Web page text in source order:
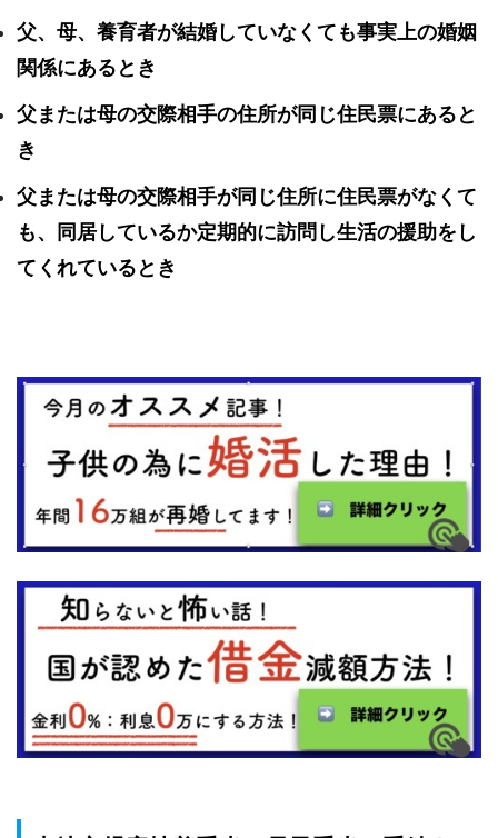
父、母、養育者が結婚していなくても事実上の婚姻
関係にあるとき
父または母の交際相手の住所が同じ住民票にあると
き
父または母の交際相手が同じ住所に住民票がなくて
も、同居しているか定期的に訪問し生活の援助をし
てくれているとき